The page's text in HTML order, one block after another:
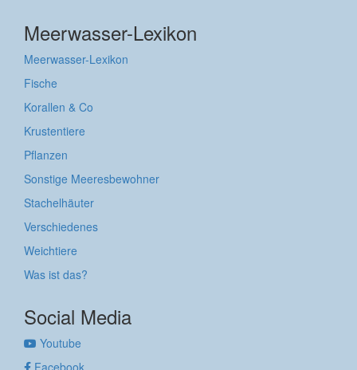
Meerwasser-Lexikon
Meerwasser-Lexikon
Fische
Korallen & Co
Krustentiere
Pflanzen
Sonstige Meeresbewohner
Stachelhäuter
Verschiedenes
Weichtiere
Was ist das?
Social Media
Youtube